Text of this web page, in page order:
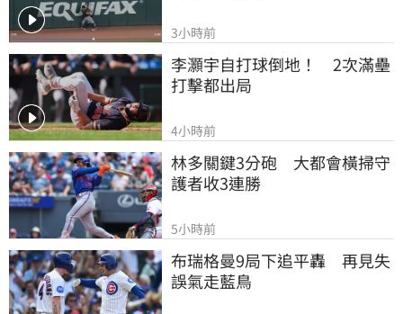
3小時前
李灝宇自打球倒地！　2次滿壘
打擊都出局
4小時前
林多關鍵3分砲　大都會橫掃守
護者收3連勝
5小時前
布瑞格曼9局下追平轟　再見失
誤氣走藍鳥